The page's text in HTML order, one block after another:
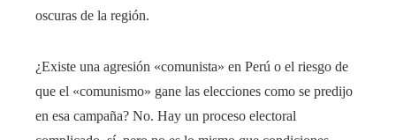
oscuras de la región.
¿Existe una agresión «comunista» en Perú o el riesgo de
que el «comunismo» gane las elecciones como se predijo
en esa campaña? No. Hay un proceso electoral